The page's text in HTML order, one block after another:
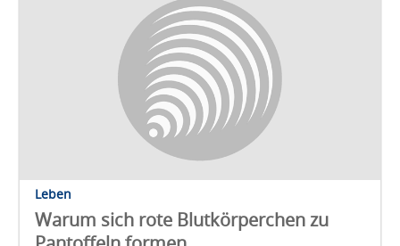
Leben
Warum sich rote Blutkörperchen zu